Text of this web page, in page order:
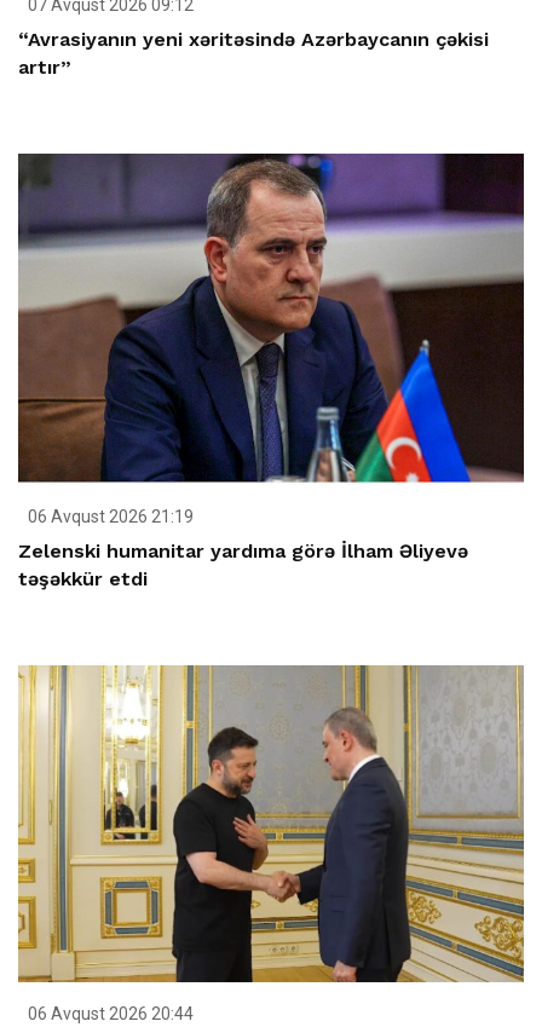
07 Avqust 2026 09:12
“Avrasiyanın yeni xəritəsində Azərbaycanın çəkisi
artır”
06 Avqust 2026 21:19
Zelenski humanitar yardıma görə İlham Əliyevə
təşəkkür etdi
06 Avqust 2026 20:44